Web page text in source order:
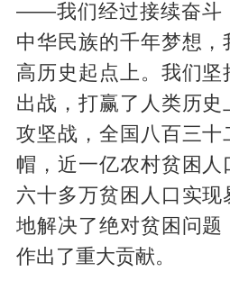
——我们经过接续奋斗
中华民族的千年梦想，
高历史起点上。我们
出战，打赢了人类历
攻坚战，全国八百三十
帽，近一亿农村贫困人
六十多万贫困人口实
地解决了绝对贫困问题
作出了重大贡献。